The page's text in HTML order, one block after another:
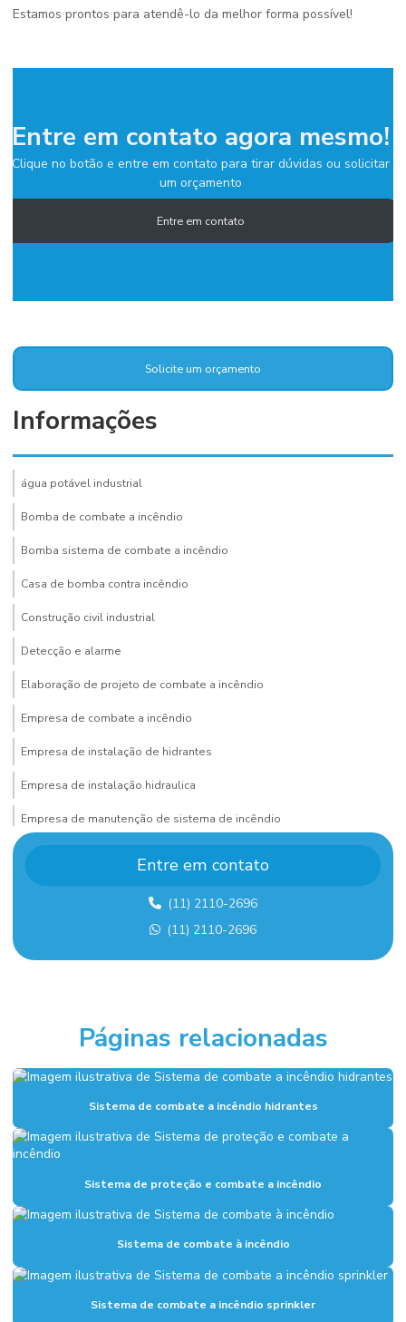
Estamos prontos para atendê-lo da melhor forma possível!
Entre em contato agora mesmo!
Clique no botão e entre em contato para tirar dúvidas ou solicitar
um orçamento
Entre em contato
Solicite um orçamento
Informações
água potável industrial
Bomba de combate a incêndio
Bomba sistema de combate a incêndio
Casa de bomba contra incêndio
Construção civil industrial
Detecção e alarme
Elaboração de projeto de combate a incêndio
Empresa de combate a incêndio
Empresa de instalação de hidrantes
Empresa de instalação hidraulica
Empresa de manutenção de sistema de incêndio
Empresa de montagem de estrutura metalica
Empresa de montagem industrial
Empresa de projeto de combate a incêndio
Execução de fundação industrial
Fundações industriais
Instalação de alarme de incêndio
Instalação de combate a incêndio
Instalação de hidrantes
Entre em contato
(11) 2110-2696
(11) 2110-2696
Páginas relacionadas
Sistema de combate a incêndio hidrantes
Sistema de proteção e combate a incêndio
Sistema de combate à incêndio
Sistema de combate a incêndio sprinkler